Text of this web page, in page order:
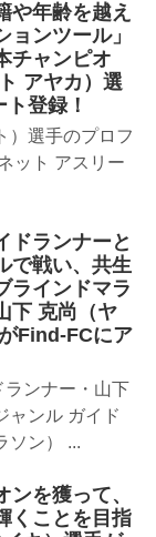
や年齢を越え
ンツール」
チャンピオ
アヤカ）選
登録！
）選手のプロフ
ット アスリー
ドランナーと
で戦い、共生
ラインドマラ
下 克尚（ヤ
Find-FCにア
ランナー・山下
ャンル ガイド
ソン） ...
を獲って、
くことを目指